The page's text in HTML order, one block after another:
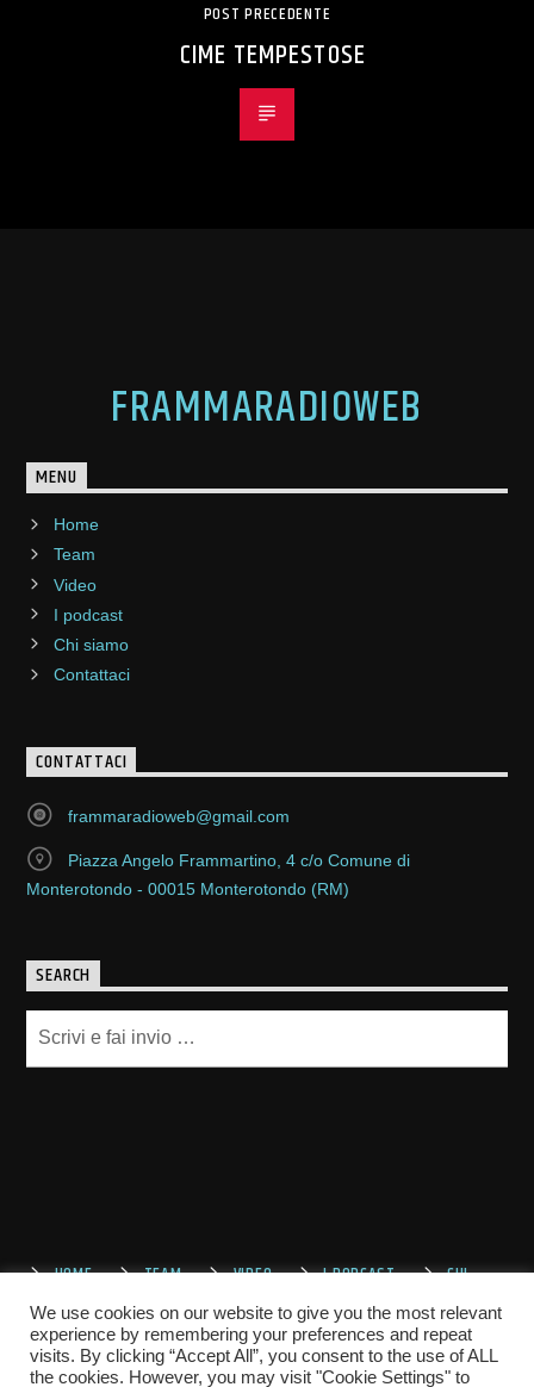
POST PRECEDENTE
CIME TEMPESTOSE
FRAMMARADIOWEB
MENU
Home
Team
Video
I podcast
Chi siamo
Contattaci
CONTATTACI
frammaradioweb@gmail.com
Piazza Angelo Frammartino, 4 c/o Comune di
Monterotondo - 00015 Monterotondo (RM)
SEARCH
HOME TEAM VIDEO I PODCAST
CHI
We use cookies on our website to give you the most relevant
experience by remembering your preferences and repeat
visits. By clicking “Accept All”, you consent to the use of ALL
the cookies. However, you may visit "Cookie Settings" to